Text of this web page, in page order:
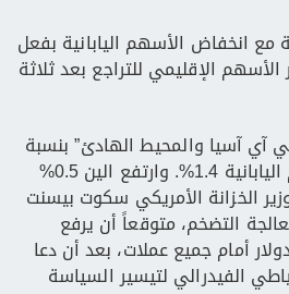
انخفاض الأسهم اليابانية بفعل
الإقليمي للتراجع بعد ثلاثة
آسيا والمحيط الهادئ” بنسبة
0.2%، مع هبوط الأسهم اليابانية 1.4%. وارتفع الين 0.5%
الخزانة الأمريكي سكوت بيسنت
التضخم، متوقعاً أن يرفع
أمام جميع عملات، بعد أن دعا
الفيدرالي لتيسير السياسة